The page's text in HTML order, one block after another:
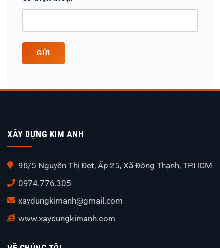
GỬI
XÂY DỰNG KIM ANH
98/5 Nguyễn Thị Đẹt, Ấp 25, Xã Đông Thạnh, TP.HCM
0974.776.305
xaydungkimanh@gmail.com
www.xaydungkimanh.com